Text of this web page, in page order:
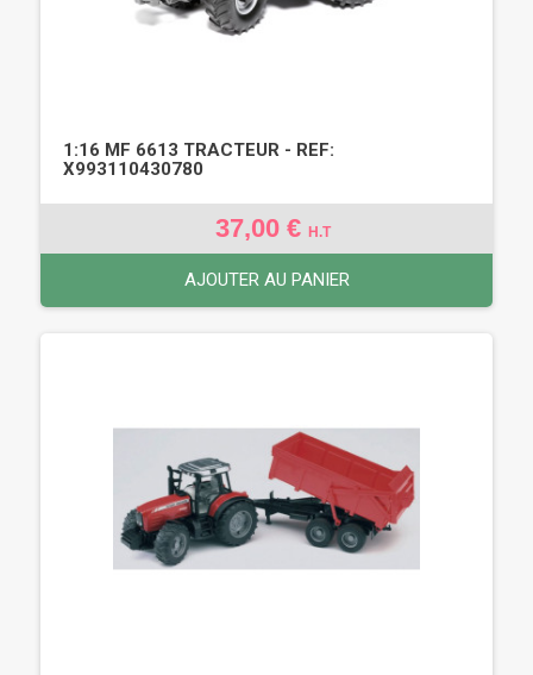
1:16 MF 6613 TRACTEUR - REF:
X993110430780
37,00 € H.T
AJOUTER AU PANIER